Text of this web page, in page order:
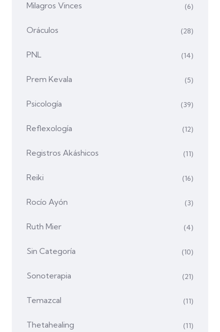
Milagros Vinces (6)
Oráculos (28)
PNL (14)
Prem Kevala (5)
Psicología (39)
Reflexología (12)
Registros Akáshicos (11)
Reiki (16)
Rocío Ayón (3)
Ruth Mier (4)
Sin Categoría (10)
Sonoterapia (21)
Temazcal (11)
Thetahealing (11)